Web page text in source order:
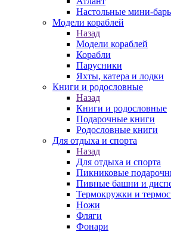
Настольные мини-
Модели кораблей
Назад
Модели кораблей
Корабли
Парусники
Яхты, катера и лодки
Книги и родословные
Назад
Книги и родословные
Подарочные книги
Родословные книги
Для отдыха и спорта
Назад
Для отдыха и спорта
Пикниковые
Пивные башни и
Термокружки и
Ножи
Фляги
Фонари